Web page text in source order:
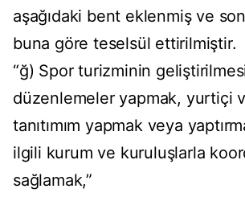
aşağıdaki bent eklenmiş ve
buna göre teselsül ettirilmiştir.
“ğ) Spor turizminin
düzenlemeler yapmak, yurtiçi
tanıtımım yapmak veya
ilgili kurum ve kuruluşlarla
sağlamak,”